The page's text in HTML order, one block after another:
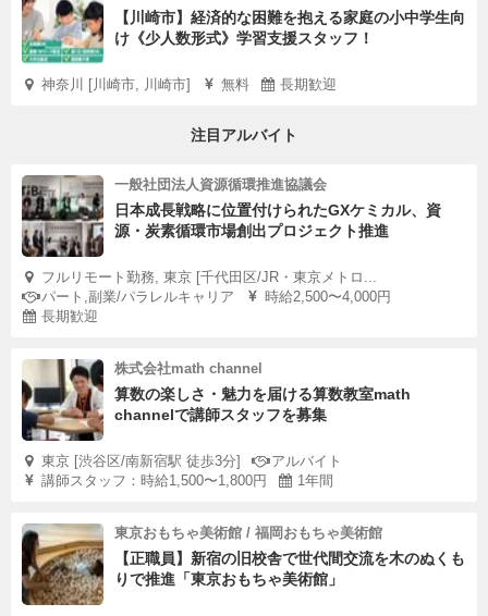
【川崎市】経済的な困難を抱える家庭の小中学生向
け《少人数形式》学習支援スタッフ！
神奈川 [川崎市, 川崎市] 無料 長期歓迎
注目アルバイト
一般社団法人資源循環推進協議会
日本成長戦略に位置付けられたGXケミカル、資
源・炭素循環市場創出プロジェクト推進
フルリモート勤務, 東京 [千代田区/JR・東京メトロ...
パート,副業/パラレルキャリア
時給2,500〜4,000円
長期歓迎
株式会社math channel
算数の楽しさ・魅力を届ける算数教室math
channelで講師スタッフを募集
東京 [渋谷区/南新宿駅 徒歩3分]
アルバイト
講師スタッフ：時給1,500〜1,800円
1年間
東京おもちゃ美術館 / 福岡おもちゃ美術館
【正職員】新宿の旧校舎で世代間交流を木のぬくも
りで推進「東京おもちゃ美術館」